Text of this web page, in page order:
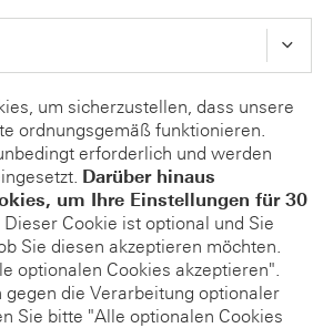
um sicherzustellen, dass unsere
ordnungsgemäß funktionieren.
erforderlich und werden
Darüber hinaus
um Ihre Einstellungen für 30
Dieser Cookie ist optional und Sie
Sie diesen akzeptieren möchten.
optionalen Cookies akzeptieren".
gegen die Verarbeitung optionaler
Sie bitte "Alle optionalen Cookies